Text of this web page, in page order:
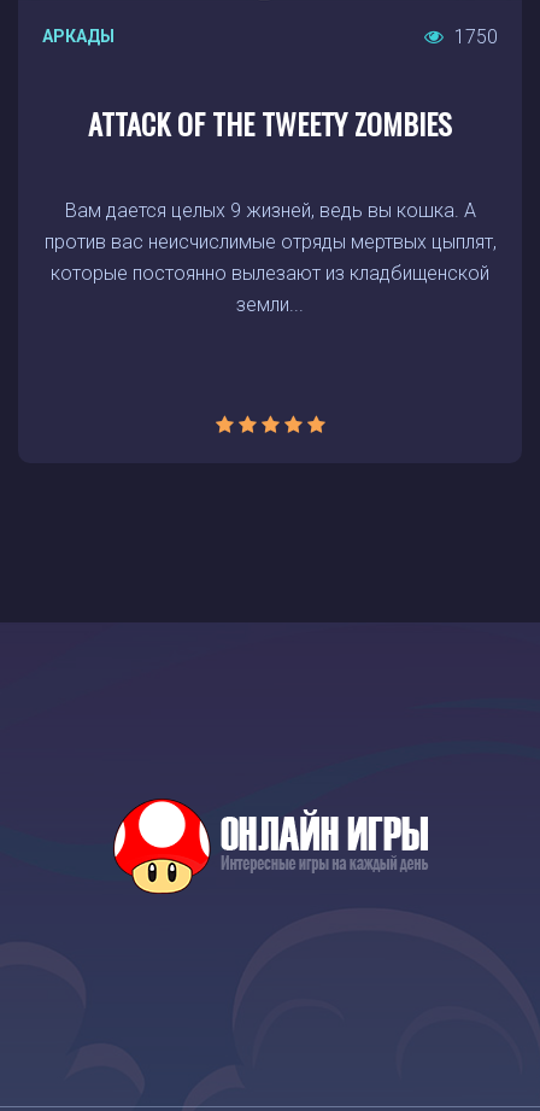
АРКАДЫ 1750
ATTACK OF THE TWEETY ZOMBIES
Вам дается целых 9 жизней, ведь вы кошка. А
против вас неисчислимые отряды мертвых цыплят,
которые постоянно вылезают из кладбищенской
земли...